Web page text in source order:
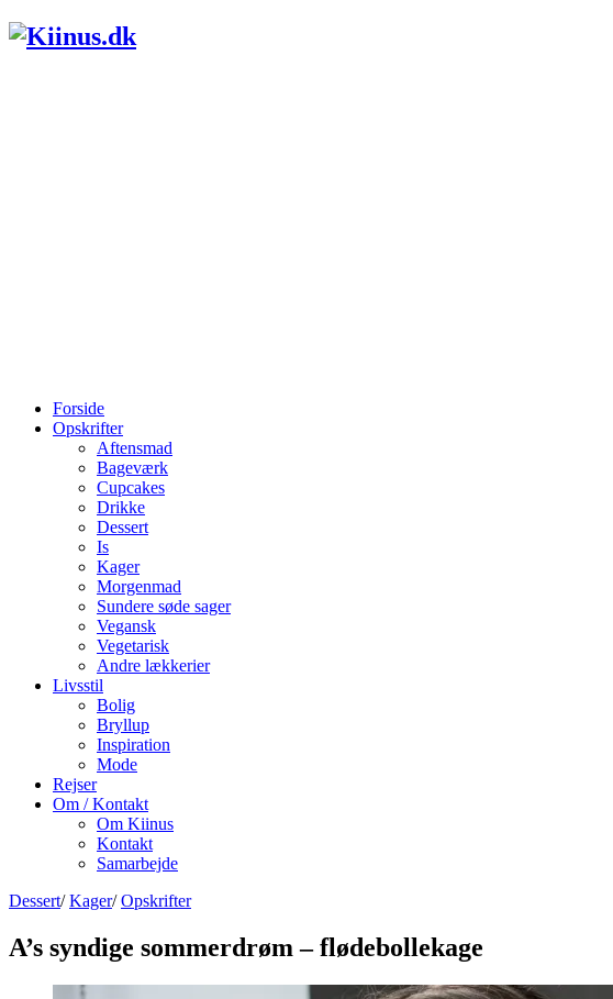
Forside
Opskrifter
Aftensmad
Bageværk
Cupcakes
Drikke
Dessert
Is
Kager
Morgenmad
Sundere søde sager
Vegansk
Vegetarisk
Andre lækkerier
Livsstil
Bolig
Bryllup
Inspiration
Mode
Rejser
Om / Kontakt
Om Kiinus
Kontakt
Samarbejde
Dessert/ Kager/ Opskrifter
A’s syndige sommerdrøm – flødebollekage